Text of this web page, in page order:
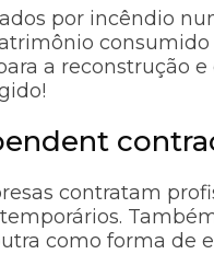
por incêndio
a reconstrução
contratam
como forma de